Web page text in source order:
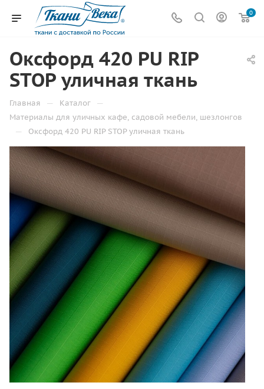
0
Оксфорд 420 PU RIP
STOP уличная ткань
Главная — Каталог —
Материалы для уличных кафе, садовой мебели, шезлонгов
— Оксфорд 420 PU RIP STOP уличная ткань